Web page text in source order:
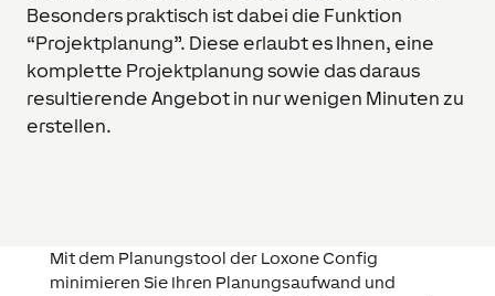
Besonders praktisch ist dabei die Funktion
“Projektplanung”. Diese erlaubt es Ihnen, eine
komplette Projektplanung sowie das daraus
resultierende Angebot in nur wenigen Minuten zu
erstellen.
Mit dem Planungstool der Loxone Config
minimieren Sie Ihren Planungsaufwand und